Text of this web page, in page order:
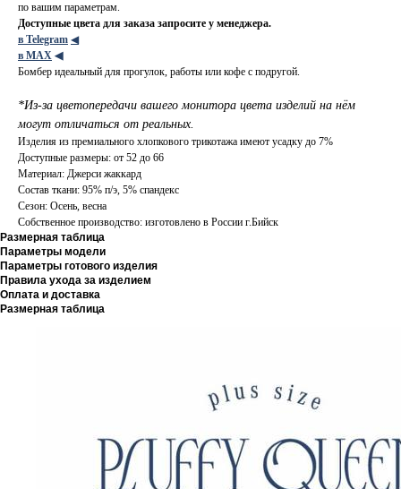
по вашим параметрам.
Доступные цвета для заказа запросите у менеджера.
в Telegram ◀
в МАХ ◀
Бомбер идеальный для прогулок, работы или кофе с подругой.
*Из-за цветопередачи вашего монитора цвета изделий на нём
могут отличаться от реальных.
Изделия из премиального хлопкового трикотажа имеют усадку до 7%
Доступные размеры: от 52 до 66
Материал: Джерси жаккард
Состав ткани: 95% п/э, 5% спандекс
Сезон: Осень, весна
Собственное производство: изготовлено в России г.Бийск
Размерная таблица
Параметры модели
Параметры готового изделия
Правила ухода за изделием
Оплата и доставка
Размерная таблица